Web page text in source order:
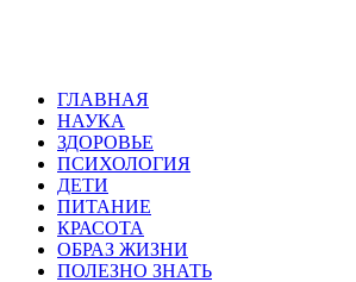
ГЛАВНАЯ
НАУКА
ЗДОРОВЬЕ
ПСИХОЛОГИЯ
ДЕТИ
ПИТАНИЕ
КРАСОТА
ОБРАЗ ЖИЗНИ
ПОЛЕЗНО ЗНАТЬ